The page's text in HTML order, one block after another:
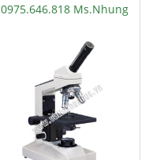
0975.646.818 Ms.Nhung